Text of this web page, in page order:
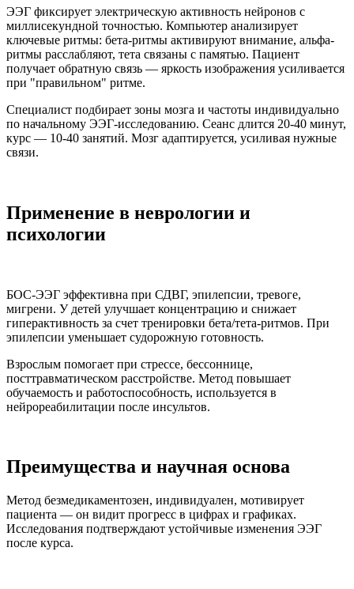
ЭЭГ фиксирует электрическую активность нейронов с
миллисекундной точностью. Компьютер анализирует
ключевые ритмы: бета-ритмы активируют внимание, альфа-
ритмы расслабляют, тета связаны с памятью. Пациент
получает обратную связь — яркость изображения усиливается
при "правильном" ритме.​
Специалист подбирает зоны мозга и частоты индивидуально
по начальному ЭЭГ-исследованию. Сеанс длится 20-40 минут,
курс — 10-40 занятий. Мозг адаптируется, усиливая нужные
связи.​
Применение в неврологии и
психологии
БОС-ЭЭГ эффективна при СДВГ, эпилепсии, тревоге,
мигрени. У детей улучшает концентрацию и снижает
гиперактивность за счет тренировки бета/тета-ритмов. При
эпилепсии уменьшает судорожную готовность.​
Взрослым помогает при стрессе, бессоннице,
посттравматическом расстройстве. Метод повышает
обучаемость и работоспособность, используется в
нейрореабилитации после инсультов.​
Преимущества и научная основа
Метод безмедикаментозен, индивидуален, мотивирует
пациента — он видит прогресс в цифрах и графиках.
Исследования подтверждают устойчивые изменения ЭЭГ
после курса.​